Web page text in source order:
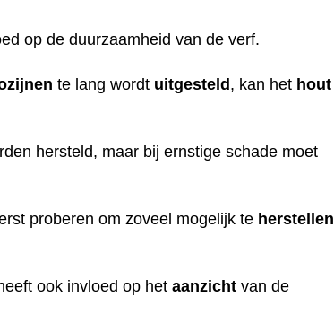
op de duurzaamheid van de verf.
te lang wordt uitgesteld, kan het hout
hersteld, maar bij ernstige schade moet
proberen om zoveel mogelijk te herstellen
ook invloed op hetaanzicht van de